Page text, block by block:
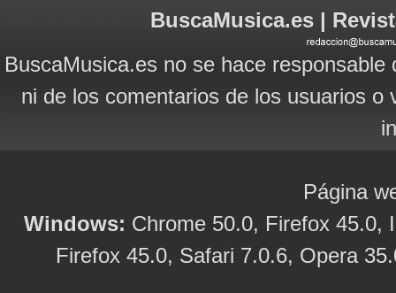
BuscaMusica.es |
BuscaMusica.es no se hace
ni de los comentarios de los usuarios
Página
Windows: Chrome 50.0, Firefox 45.0,
Firefox 45.0, Safari 7.0.6, Opera